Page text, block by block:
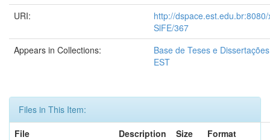
URI:
http://
SlFE/367
Appears in Collections:
Base de Teses e
EST
Files in This Item:
File
Description Size
Format